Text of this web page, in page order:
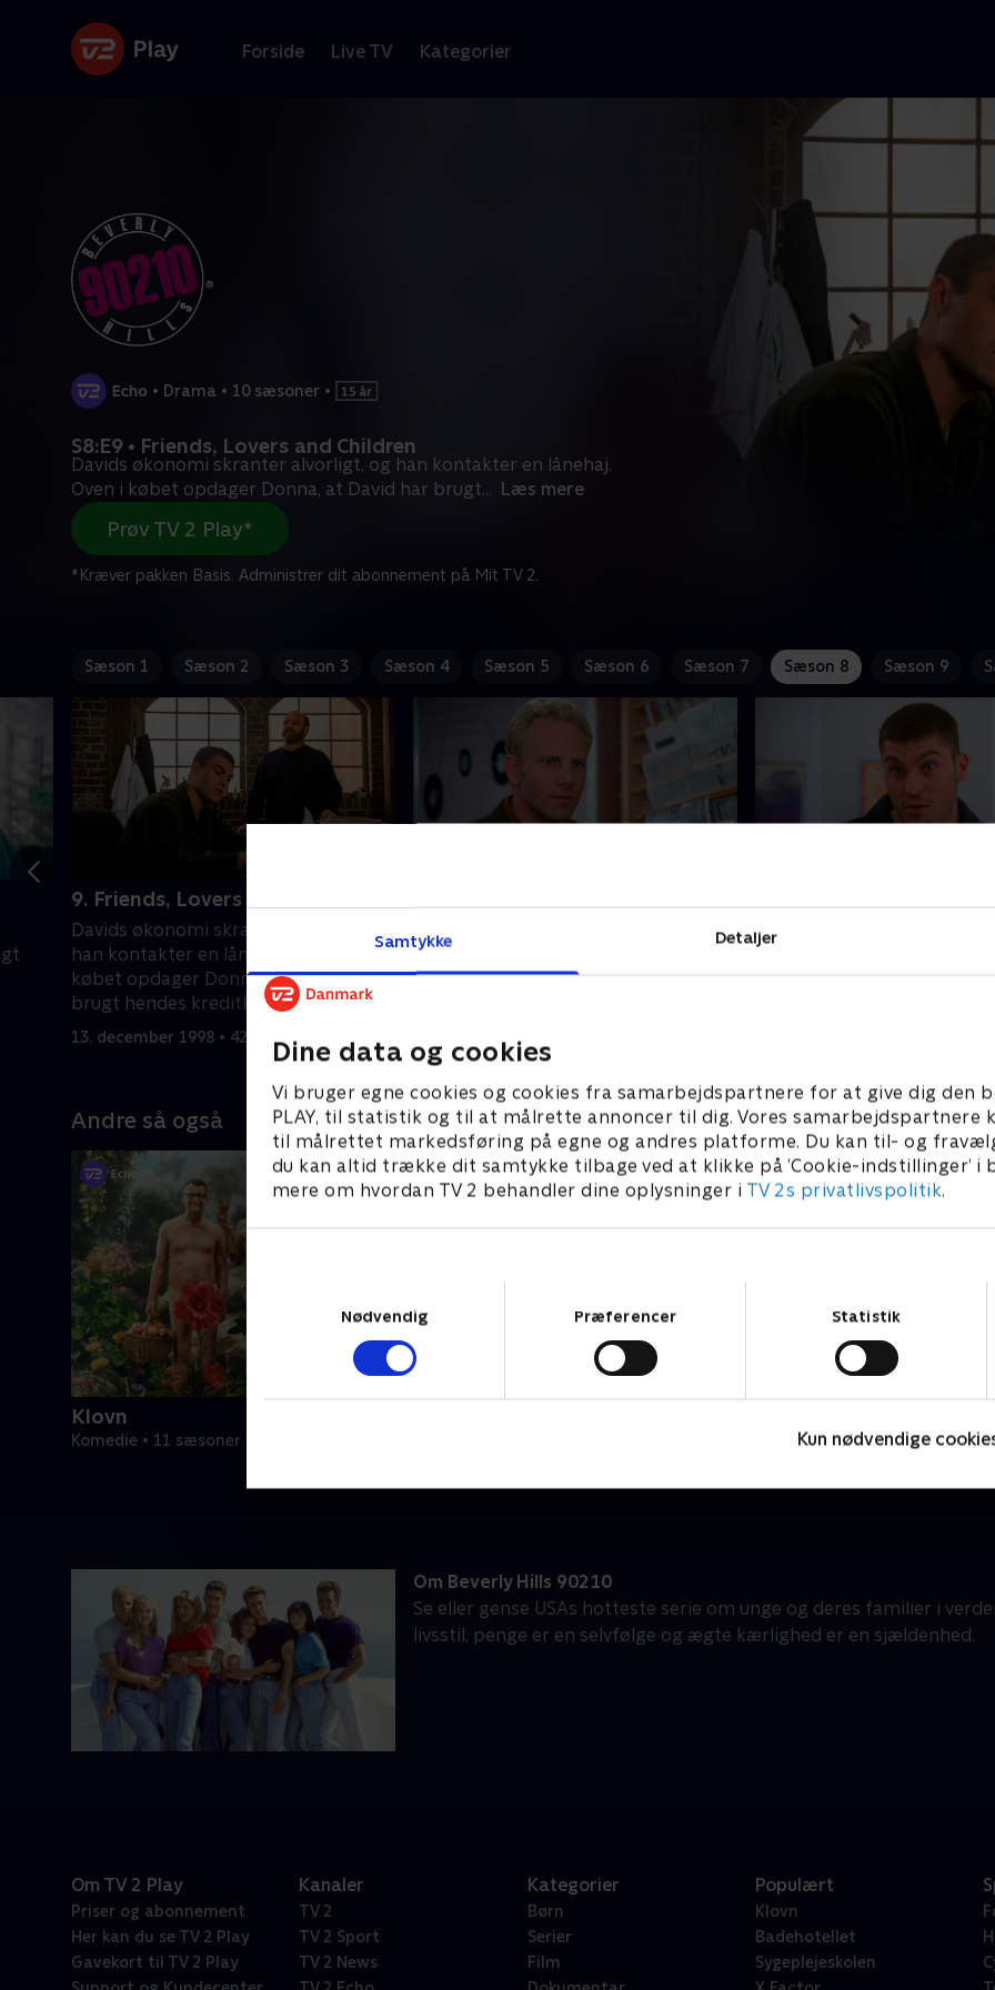
Samtykke Detaljer
Dine data og cookies
Vi bruger egne cookies og cookies fra samarbejdspartnere for at give dig den
PLAY, til statistik og til at målrette annoncer til dig. Vores samarbejdspartnere
til målrettet markedsføring på egne og andres platforme. Du kan til- og
du kan altid trække dit samtykke tilbage ved at klikke på ’Cookie-indstillinger’ i
mere om hvordan TV 2 behandler dine oplysninger i TV 2s privatlivspolitik.
Nødvendig
Præferencer Statistik
Kun nødvendige
Forside Live TV Kategorier
• Drama • 10 sæsoner •
S8:E9 • Friends, Lovers and Children
Davids økonomi skranter alvorligt, og han kontakter en lånehaj.
Oven i købet opdager Donna, at David har brugt... Læs mere
Prøv TV 2 Play*
*Kræver pakken Basis. Administrer dit abonnement på Mit TV 2.
Sæson 1 Sæson 2 Sæson 3 Sæson 4 Sæson 5 Sæson 6 Sæson 7 Sæson 8 Sæson 9
9. Friends, Lovers and Children
Davids økonomi skranter alvorligt, og
han kontakter en lånehaj. Oven i
købet opdager Donna, at David har
brugt hendes kreditkort.
13. december 1998 • 42 min
Steve tror ikke, han er far til Jodis
barn, men Carly opfordrer ham til at
få taget en dna-test for at være
20. december 1998 • 42 min
David opsøger Donna for at
Andre så også
Klovn
Komedie • 11 sæsoner
Om Beverly Hills 90210
Se eller gense USAs hotteste serie om unge og deres familier i
livsstil, penge er en selvfølge og ægte kærlighed er en sjældenhed.
Om TV 2 Play
Priser og abonnement
Her kan du se TV 2 Play
Gavekort til TV 2 Play
Kanaler
TV 2
TV 2 Sport
TV 2 News
Kategorier
Børn
Serier
Film
Populært
Klovn
Badehotellet
Sygeplejeskolen